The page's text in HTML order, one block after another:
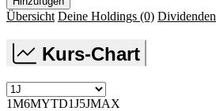
Übersicht Deine Holdings (0) Dividenden
Kurs-Chart
1M6MYTD1J5JMAX